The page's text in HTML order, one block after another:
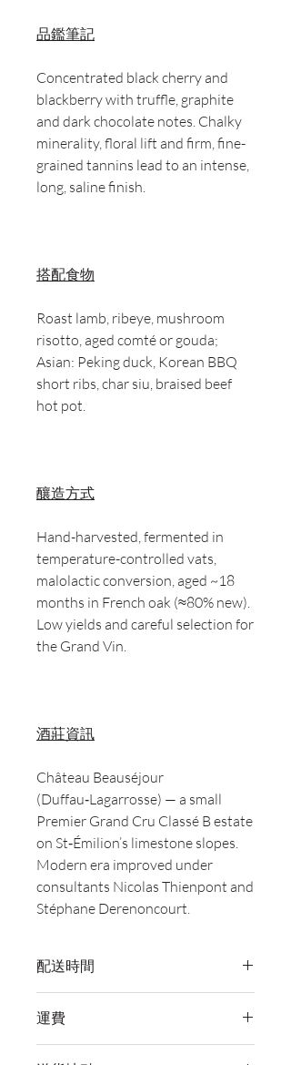
品鑑筆記
Concentrated black cherry and
blackberry with truffle, graphite
and dark chocolate notes. Chalky
minerality, floral lift and firm, fine-
grained tannins lead to an intense,
long, saline finish.
搭配食物
Roast lamb, ribeye, mushroom
risotto, aged comté or gouda;
Asian: Peking duck, Korean BBQ
short ribs, char siu, braised beef
hot pot.
釀造方式
Hand-harvested, fermented in
temperature-controlled vats,
malolactic conversion, aged ~18
months in French oak (≈80% new).
Low yields and careful selection for
the Grand Vin.
酒莊資訊
Château Beauséjour
(Duffau‑Lagarrosse) — a small
Premier Grand Cru Classé B estate
on St‑Émilion’s limestone slopes.
Modern era improved under
consultants Nicolas Thienpont and
Stéphane Derenoncourt.
配送時間
送貨。
運費